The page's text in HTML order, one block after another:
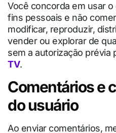
Você concorda em usar
fins pessoais e não
modificar, reproduzir,
vender ou explorar de
sem a autorização prévia
TV.
Comentários e
do usuário
Ao enviar comentários,